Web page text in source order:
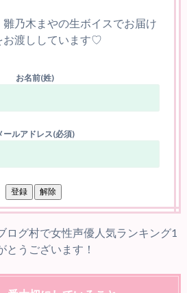
乃木まやの生ボイスでお届け
お渡ししています♡
お名前(姓)
ールアドレス(必須)
ログ村で女性声優人気ランキング1
とうございます！